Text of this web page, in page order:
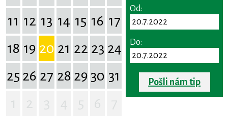
11 12 13 14 15 16 17
18 19 20 21 22 23 24
25 26 27 28 29 30 31
Od:
Do:
Pošli nám tip